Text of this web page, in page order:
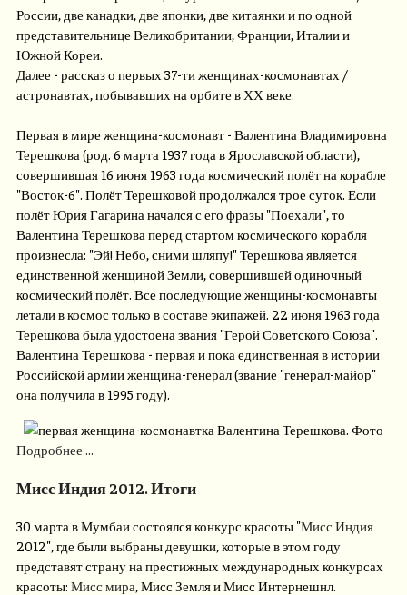
России, две канадки, две японки, две китаянки и по одной
представительнице Великобритании, Франции, Италии и
Южной Кореи.
Далее - рассказ о первых 37-ти женщинах-космонавтах /
астронавтах, побывавших на орбите в ХХ веке.
Первая в мире женщина-космонавт - Валентина Владимировна
Терешкова (род. 6 марта 1937 года в Ярославской области),
совершившая 16 июня 1963 года космический полёт на корабле
"Восток-6". Полёт Терешковой продолжался трое суток. Если
полёт Юрия Гагарина начался с его фразы "Поехали", то
Валентина Терешкова перед стартом космического корабля
произнесла: "Эй! Небо, сними шляпу!" Терешкова является
единственной женщиной Земли, совершившей одиночный
космический полёт. Все последующие женщины-космонавты
летали в космос только в составе экипажей. 22 июня 1963 года
Терешкова была удостоена звания "Герой Советского Союза".
Валентина Терешкова - первая и пока единственная в истории
Российской армии женщина-генерал (звание "генерал-майор"
она получила в 1995 году).
Подробнее ...
Мисс Индия 2012. Итоги
30 марта в Мумбаи состоялся конкурс красоты "Мисс Индия
2012", где были выбраны девушки, которые в этом году
представят страну на престижных международных конкурсах
красоты: Мисс мира , Мисс Земля и Мисс Интернешнл.